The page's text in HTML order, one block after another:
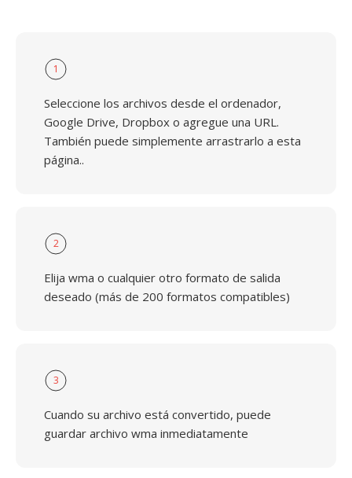
1
Seleccione los archivos desde el ordenador,
Google Drive, Dropbox o agregue una URL.
También puede simplemente arrastrarlo a esta
página..
2
Elija wma o cualquier otro formato de salida
deseado (más de 200 formatos compatibles)
3
Cuando su archivo está convertido, puede
guardar archivo wma inmediatamente